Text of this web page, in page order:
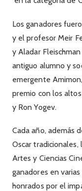
Los ganadores
y el profesor Meir
y Aladar
antiguo alumno y
emergente
premio con los
y Ron Yogev.
Cada año, además
Oscar
Artes y Ciencias
ganadores en
honrados por el